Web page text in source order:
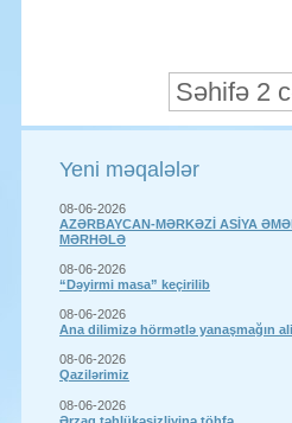
Səhifə 2
Yeni məqalələr
08-06-2026
AZƏRBAYCAN-MƏRKƏZİ ASİYA
MƏRHƏLƏ
08-06-2026
“Dəyirmi masa” keçirilib
08-06-2026
Ana dilimizə hörmətlə yanaşmağın
08-06-2026
Qazilərimiz
08-06-2026
Ərzaq təhlükəsizliyinə töhfə